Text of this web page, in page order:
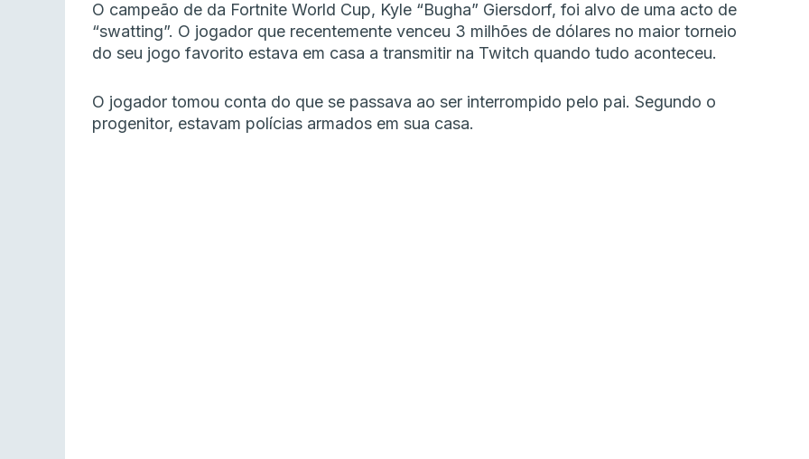
O campeão de da Fortnite World Cup, Kyle “Bugha” Giersdorf, foi alvo de uma acto de
“swatting”. O jogador que recentemente venceu 3 milhões de dólares no maior torneio
do seu jogo favorito estava em casa a transmitir na Twitch quando tudo aconteceu.
O jogador tomou conta do que se passava ao ser interrompido pelo pai. Segundo o
progenitor, estavam polícias armados em sua casa.